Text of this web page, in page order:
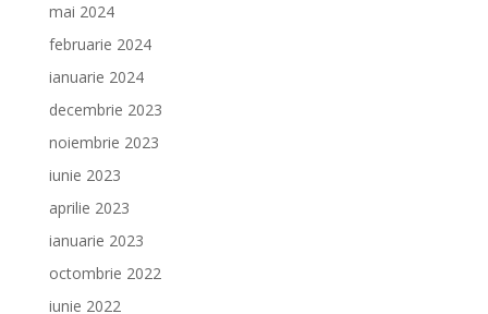
mai 2024
februarie 2024
ianuarie 2024
decembrie 2023
noiembrie 2023
iunie 2023
aprilie 2023
ianuarie 2023
octombrie 2022
iunie 2022